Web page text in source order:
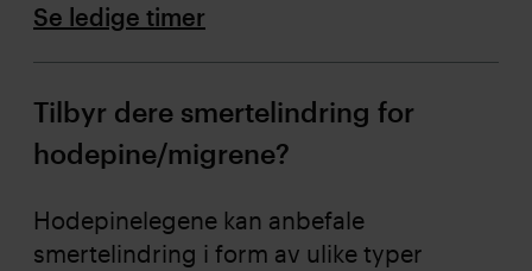
Se ledige timer
Tilbyr dere smertelindring for
hodepine/migrene?
Hodepinelegene kan anbefale
smertelindring i form av ulike typer